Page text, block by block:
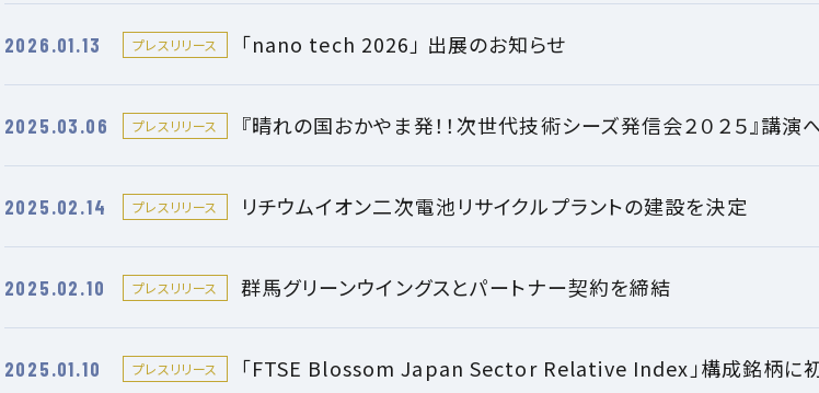
2026.01.13 プレスリリース 「nano tech 2026」 出展のお知らせ
2025.03.06 プレスリリース 『晴れの国おかやま発！！次世代技術シーズ発信会２０２５』講演
2025.02.14 プレスリリース リチウムイオン二次電池リサイクルプラントの建設を決定
2025.02.10 プレスリリース 群馬グリーンウイングスとパートナー契約を締結
2025.01.10 プレスリリース 「FTSE Blossom Japan Sector Relative Index」構成銘柄に